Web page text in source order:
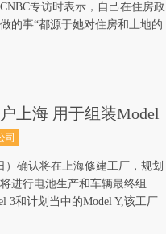
专访时表示，自己在住房政
的事“都源于她对住房和土地的
上海 用于组装Model
司
）确认将在上海修建工厂，规划
进行电池生产和车辆最终组
3和计划当中的Model Y,该工厂